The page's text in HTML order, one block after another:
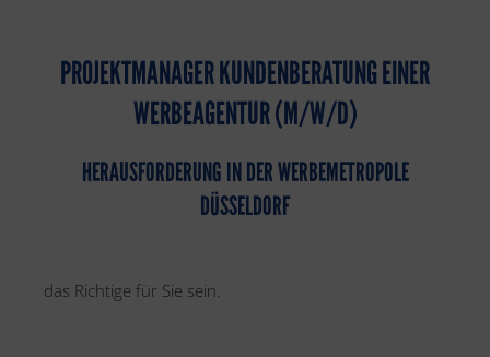
PROJEKTMANAGER KUNDENBERATUNG EINER
WERBEAGENTUR (M/W/D)
HERAUSFORDERUNG IN DER WERBEMETROPOLE
DÜSSELDORF
das Richtige für Sie sein.